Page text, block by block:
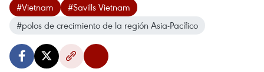
#Vietnam
#Savills Vietnam
#polos de crecimiento de la región Asia-Pacífico